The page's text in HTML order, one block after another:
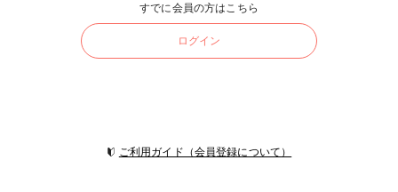
すでに会員の方はこちら
ログイン
ご利用ガイド（会員登録について）